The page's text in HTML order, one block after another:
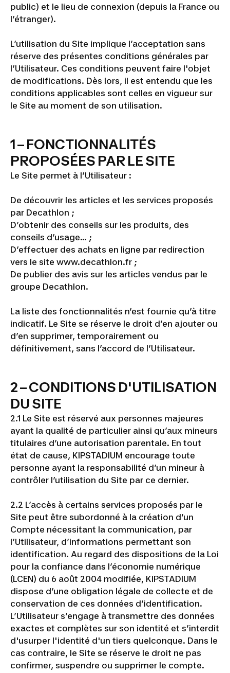
public) et le lieu de connexion (depuis la France ou
l’étranger).
L’utilisation du Site implique l’acceptation sans
réserve des présentes conditions générales par
l’Utilisateur. Ces conditions peuvent faire l'objet
de modifications. Dès lors, il est entendu que les
conditions applicables sont celles en vigueur sur
le Site au moment de son utilisation.
1 – FONCTIONNALITÉS
PROPOSÉES PAR LE SITE
Le Site permet à l’Utilisateur :
De découvrir les articles et les services proposés
par Decathlon ;
D’obtenir des conseils sur les produits, des
conseils d’usage… ;
D’effectuer des achats en ligne par redirection
vers le site www.decathlon.fr ;
De publier des avis sur les articles vendus par le
groupe Decathlon.
La liste des fonctionnalités n’est fournie qu’à titre
indicatif. Le Site se réserve le droit d’en ajouter ou
d’en supprimer, temporairement ou
définitivement, sans l’accord de l’Utilisateur.
2 – CONDITIONS D'UTILISATION
DU SITE
2.1 Le Site est réservé aux personnes majeures
ayant la qualité de particulier ainsi qu’aux mineurs
titulaires d’une autorisation parentale. En tout
état de cause, KIPSTADIUM encourage toute
personne ayant la responsabilité d’un mineur à
contrôler l’utilisation du Site par ce dernier.
2.2 L’accès à certains services proposés par le
Site peut être subordonné à la création d’un
Compte nécessitant la communication, par
l’Utilisateur, d’informations permettant son
identification. Au regard des dispositions de la Loi
pour la confiance dans l’économie numérique
(LCEN) du 6 août 2004 modifiée, KIPSTADIUM
dispose d’une obligation légale de collecte et de
conservation de ces données d’identification.
L’Utilisateur s’engage à transmettre des données
exactes et complètes sur son identité et s’interdit
d'usurper l'identité d'un tiers quelconque. Dans le
cas contraire, le Site se réserve le droit ne pas
confirmer, suspendre ou supprimer le compte.